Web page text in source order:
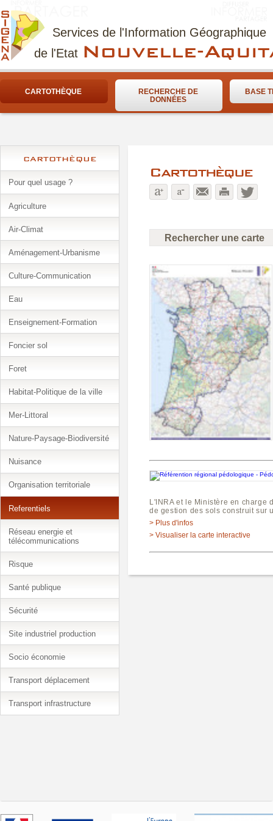
Services de l'Information Géographique
de l'Etat Nouvelle-
CARTOTHÈQUE
RECHERCHE DE
DONNÉES
BASE
CARTOTHÈQUE
Pour quel usage ?
Agriculture
Air-Climat
Aménagement-Urbanisme
Culture-Communication
Eau
Enseignement-Formation
Foncier sol
Foret
Habitat-Politique de la ville
Mer-Littoral
Nature-Paysage-Biodiversité
Nuisance
Organisation territoriale
Referentiels
Réseau energie et
télécommunications
Risque
Santé publique
Sécurité
Site industriel production
Socio économie
Transport déplacement
Transport infrastructure
Cartothèque
Rechercher une carte
L'INRA et le Ministère en charge
de gestion des sols construit sur
> Plus d'infos
> Visualiser la carte interactive